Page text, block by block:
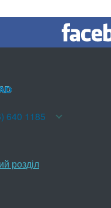
640 1185
розділ